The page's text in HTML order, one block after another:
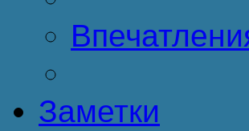
Заметки